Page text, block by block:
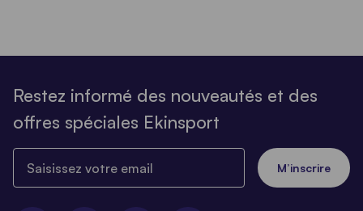
Restez informé des nouveautés et des
offres spéciales Ekinsport
M’inscrire